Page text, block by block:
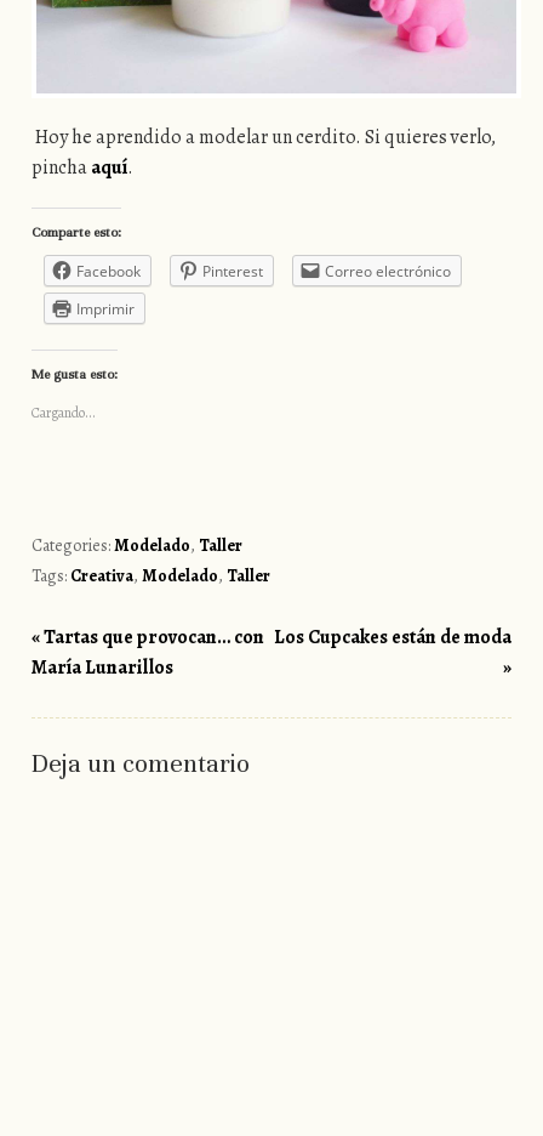
Hoy he aprendido a modelar un cerdito. Si quieres verlo,
pinchaaquí.
Comparte esto:
Facebook Pinterest
Correo electrónico
Imprimir
Me gusta esto:
Cargando...
Categories:Modelado, Taller
Tags: Creativa, Modelado, Taller
Post navigation
«Tartas que provocan… con
María Lunarillos
Los Cupcakes están de moda
»
Deja un comentario